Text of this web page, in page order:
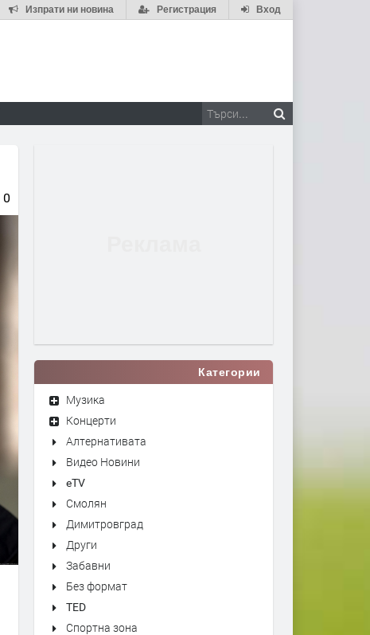
Вход
Регистрация
Изпрати ни новина
0
Категории
Музика
Концерти
Алтернативата
Видео Новини
eTV
Смолян
Димитровград
Други
Забавни
Без формат
TED
Спортна зона